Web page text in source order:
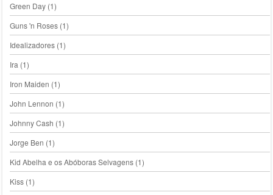
Green Day(1)
Guns 'n Roses(1)
Idealizadores(1)
Ira (1)
Iron Maiden (1)
John Lennon (1)
Johnny Cash (1)
Jorge Ben (1)
Kid Abelha e os Abóboras Selvagens(1)
Kiss(1)